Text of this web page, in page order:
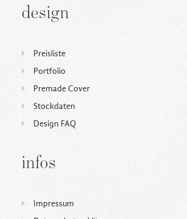
design
Preisliste
Portfolio
Premade Cover
Stockdaten
Design FAQ
infos
Impressum